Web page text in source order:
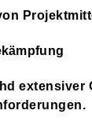
extensiver